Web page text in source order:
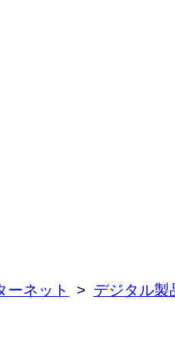
ーネット デジタル製